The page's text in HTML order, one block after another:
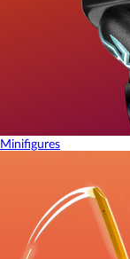
Minifigures